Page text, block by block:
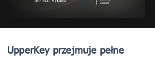
UpperKey przejmuje pełne